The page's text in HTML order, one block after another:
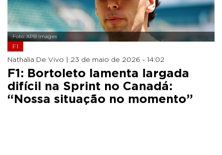
Foto: XPB Images
F1
Nathalia De Vivo | 23 de maio de 2026 - 14:02
F1: Bortoleto lamenta largada
difícil na Sprint no Canadá:
“Nossa situação no momento”